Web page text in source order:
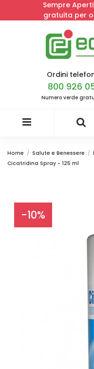
Sempre
gratuita per
Ordini
800 926
Numero verde
Home Salute e Benessere
Cicatridina Spray - 125 ml
-10%